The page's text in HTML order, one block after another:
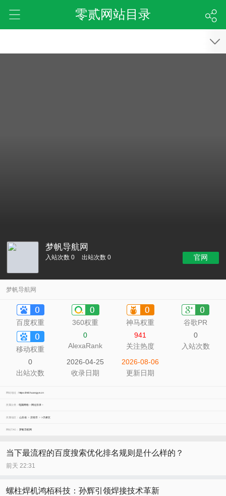
零贰网站目录
梦帆导航网
入站次数 0 出站次数 0 官网
梦帆导航网
百度权重 360权重 神马权重 谷歌PR
移动权重
0
AlexaRank
941
关注热度
0
入站次数
0
出站次数
2026-04-25
收录日期
2026-08-06
更新日期
网站地址： https://mfchuangye.cn
所属分类： 电脑网络>网址目录>
所属地区： 山东省> 济南市> >天桥区
网站TAG： 梦帆导航网
当下最流程的百度搜索优化排名规则是什么样的？
前天 22:31
螺柱焊机鸿栢科技：孙辉引领焊接技术革新